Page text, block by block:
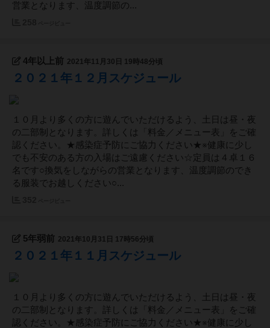
営業となります、温度調節の...
4年以上前 2021年11月30日 19時48分頃
２０２１年１２月スケジュール
１０月より多くの方に遊んでいただけるよう、土日は昼・夜
の二部制となります。詳しくは「料金／メニュー表」をご確
認ください。★感染症予防にご協力ください★※健康に少し
でも不安のある方の入場はご遠慮ください☆定員は４卓１６
名です○換気をしながらの営業となります、温度調節のでき
る服装でお越しください○...
5年弱前 2021年10月31日 17時56分頃
２０２１年１１月スケジュール
１０月より多くの方に遊んでいただけるよう、土日は昼・夜
の二部制となります。詳しくは「料金／メニュー表」をご確
認ください。★感染症予防にご協力ください★※健康に少し